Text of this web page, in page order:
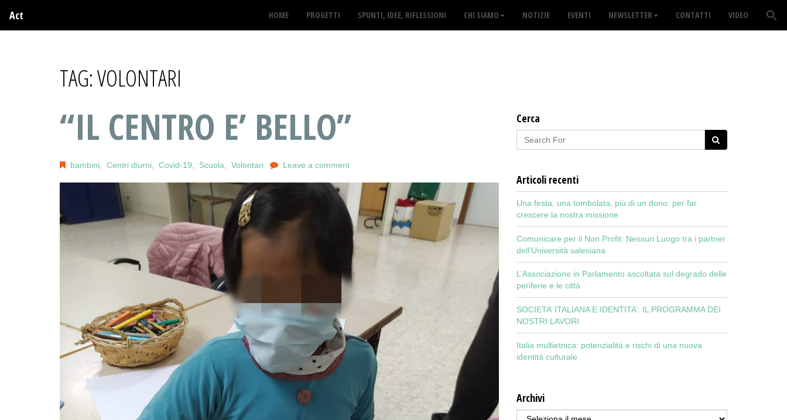
Act HOME PROGETTI SPUNTI, IDEE, RIFLESSIONI CHI SIAMO NOTIZIE EVENTI NEWSLETTER CONTATTI VIDEO
TAG:VOLONTARI
“IL CENTRO E’ BELLO”
bambini ,Centri diurni ,Covid-19 Scuola ,Volontari Leave a comment
Cerca
Articoli recenti
Una festa, una tombolata, più di un dono: per far
crescere la nostra missione
Comunicare per il Non Profit: Nessun Luogo tra i partner
dell’Università salesiana
L’Associazione in Parlamento ascoltata sul degrado delle
periferie e le città
SOCIETA’ ITALIANA E IDENTITA’: IL PROGRAMMA DEI
NOSTRI LAVORI
Italia multietnica: potenzialità e rischi di una nuova
identità culturale
Archivi
Archivi